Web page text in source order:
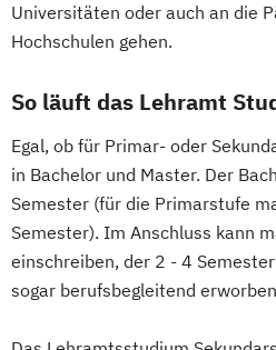
Universitäten oder auch an die
Hochschulen gehen.
So läuft das Lehramt
Egal, ob für Primar- oder
in Bachelor und Master. Der
Semester (für die Primarstufe
Semester). Im Anschluss kann
einschreiben, der 2 - 4
sogar berufsbegleitend